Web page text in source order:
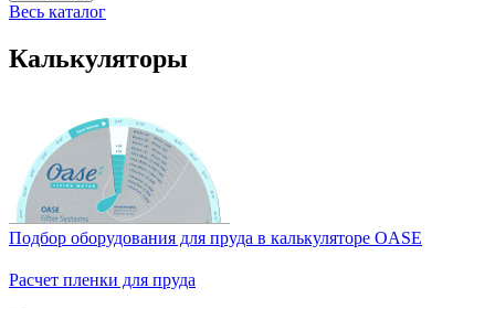
Весь каталог
Калькуляторы
Подбор оборудования для пруда в калькуляторе OASE
Расчет пленки для пруда